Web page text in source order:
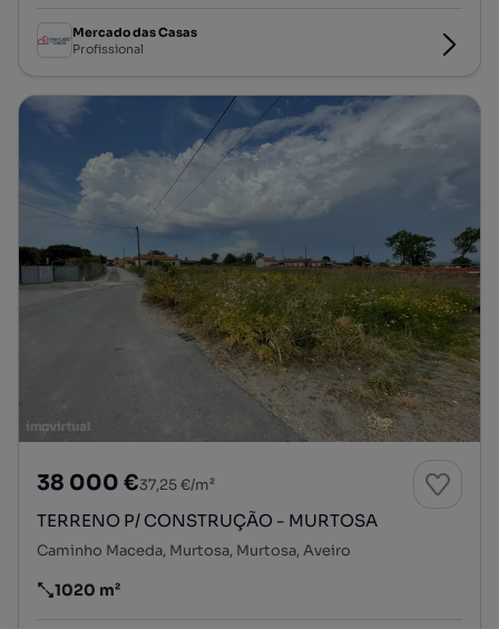
Mercado das Casas
Profissional
38 000 €37,25 €/m²
TERRENO P/ CONSTRUÇÃO - MURTOSA
Caminho Maceda, Murtosa, Murtosa, Aveiro
Preço por metro quadrado
1020 m²